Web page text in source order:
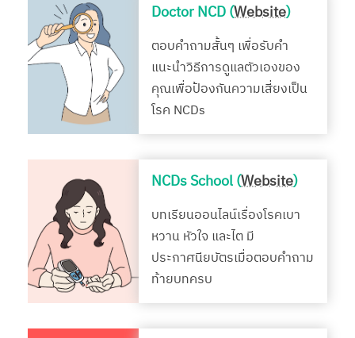
Doctor NCD (Website)
ตอบคำถามสั้นๆ เพื่อรับคำ
แนะนำวิธีการดูแลตัวเองของ
คุณเพื่อป้องกันความเสี่ยงเป็น
โรค NCDs
NCDs School (Website)
บทเรียนออนไลน์เรื่องโรคเบา
หวาน หัวใจ และไต มี
ประกาศนียบัตรเมื่อตอบคำถาม
ท้ายบทครบ